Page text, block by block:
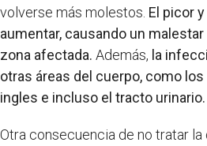
volverse más molestos. El picor
aumentar, causando un
zona afectada. Además, la
otras áreas del cuerpo, como
ingles e incluso el tracto urinario.
Otra consecuencia de no tratar